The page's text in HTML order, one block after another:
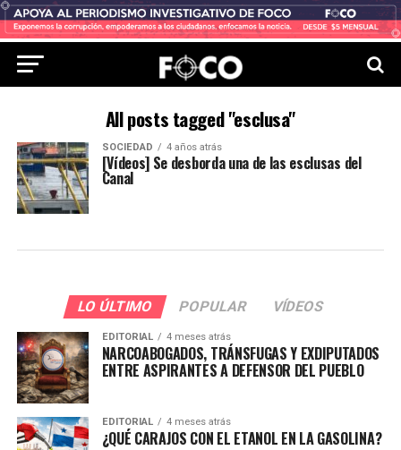
All posts tagged "esclusa"
SOCIEDAD 4 años atrás
[Vídeos] Se desborda una de las esclusas del
Canal
LO ÚLTIMO POPULAR VÍDEOS
EDITORIAL 4 meses atrás
NARCOABOGADOS, TRÁNSFUGAS Y EXDIPUTADOS
ENTRE ASPIRANTES A DEFENSOR DEL PUEBLO
EDITORIAL 4 meses atrás
¿QUÉ CARAJOS CON EL ETANOL EN LA GASOLINA?